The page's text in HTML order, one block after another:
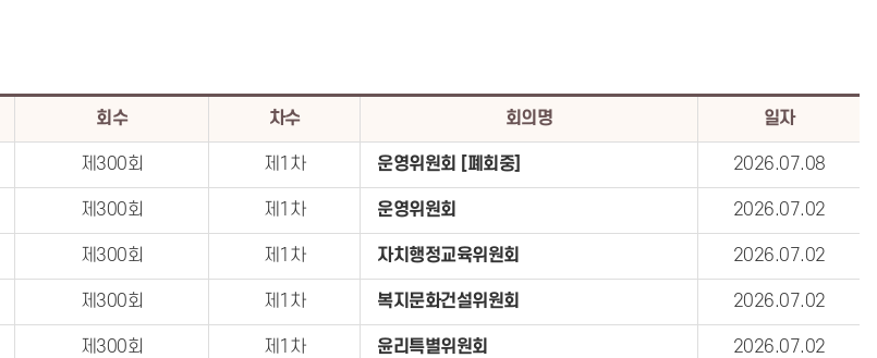
회수 차수 회의명 일자
제300회 제1차 운영위원회 [폐회중] 2026.07.08
제300회 제1차 운영위원회 2026.07.02
제300회 제1차 자치행정교육위원회 2026.07.02
제300회 제1차 복지문화건설위원회 2026.07.02
제300회 제1차 윤리특별위원회 2026.07.02